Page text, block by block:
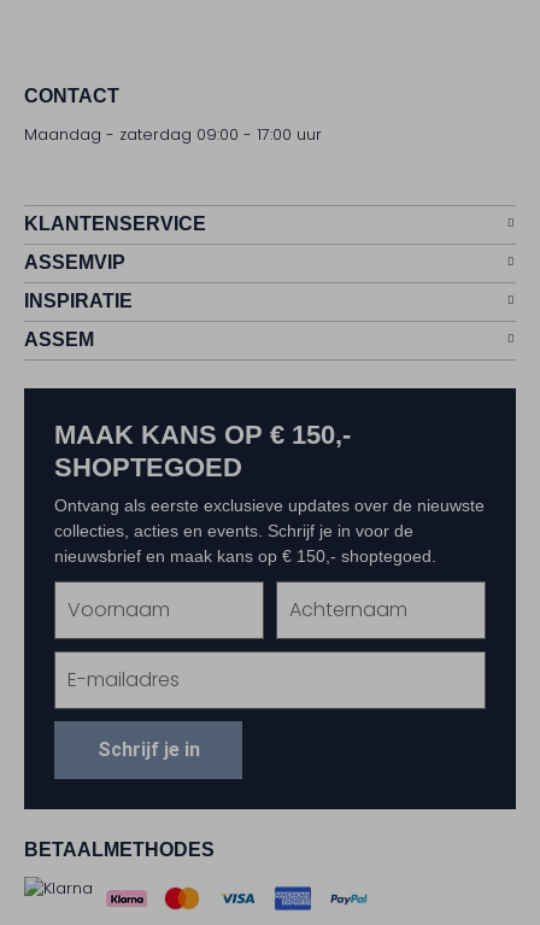
CONTACT
Maandag - zaterdag 09:00 - 17:00 uur
KLANTENSERVICE
ASSEMVIP
INSPIRATIE
ASSEM
BETAALMETHODES
MAAK KANS OP € 150,-
SHOPTEGOED
Ontvang als eerste exclusieve updates over de nieuwste
collecties, acties en events. Schrijf je in voor de
nieuwsbrief en maak kans op € 150,- shoptegoed.
Schrijf je in